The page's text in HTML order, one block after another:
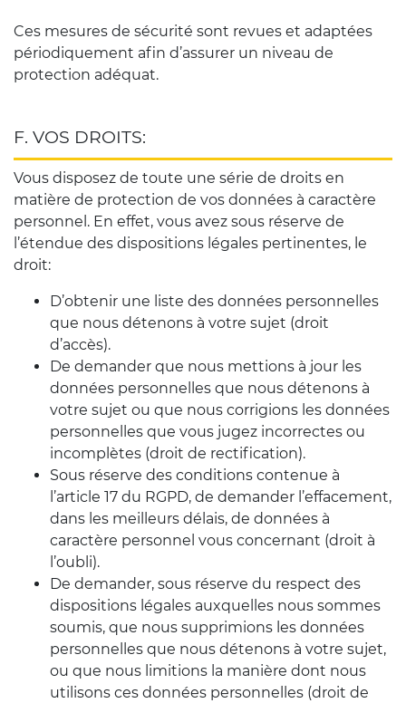
Ces mesures de sécurité sont revues et adaptées
périodiquement afin d’assurer un niveau de
protection adéquat.
F. VOS DROITS:
Vous disposez de toute une série de droits en
matière de protection de vos données à caractère
personnel. En effet, vous avez sous réserve de
l’étendue des dispositions légales pertinentes, le
droit:
D’obtenir une liste des données personnelles
que nous détenons à votre sujet (droit
d’accès).
De demander que nous mettions à jour les
données personnelles que nous détenons à
votre sujet ou que nous corrigions les données
personnelles que vous jugez incorrectes ou
incomplètes (droit de rectification).
Sous réserve des conditions contenue à
l’article 17 du RGPD, de demander l’effacement,
dans les meilleurs délais, de données à
caractère personnel vous concernant (droit à
l’oubli).
De demander, sous réserve du respect des
dispositions légales auxquelles nous sommes
soumis, que nous supprimions les données
personnelles que nous détenons à votre sujet,
ou que nous limitions la manière dont nous
utilisons ces données personnelles (droit de